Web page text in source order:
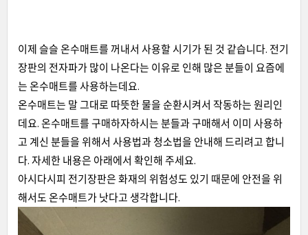
이제 슬슬 온수매트를 꺼내서 사용할 시기가 된 것 같습니다. 전기
장판의 전자파가 많이 나온다는 이유로 인해 많은 분들이 요즘에
는 온수매트를 사용하는데요.
온수매트는 말 그대로 따뜻한 물을 순환시켜서 작동하는 원리인
데요. 온수매트를 구매하자하시는 분들과 구매해서 이미 사용하
고 계신 분들을 위해서 사용법과 청소법을 안내해 드리려고 합니
다. 자세한 내용은 아래에서 확인해 주세요.
아시다시피 전기장판은 화재의 위험성도 있기 때문에 안전을 위
해서도 온수매트가 낫다고 생각합니다.